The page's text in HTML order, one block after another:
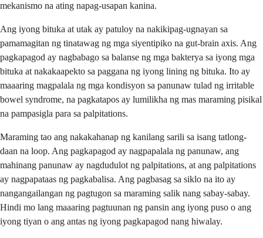
mekanismo na ating napag-usapan kanina.
Ang iyong bituka at utak ay patuloy na nakikipag-ugnayan sa
pamamagitan ng tinatawag ng mga siyentipiko na gut-brain axis. Ang
pagkapagod ay nagbabago sa balanse ng mga bakterya sa iyong mga
bituka at nakakaapekto sa paggana ng iyong lining ng bituka. Ito ay
maaaring magpalala ng mga kondisyon sa panunaw tulad ng irritable
bowel syndrome, na pagkatapos ay lumilikha ng mas maraming pisikal
na pampasigla para sa palpitations.
Maraming tao ang nakakahanap ng kanilang sarili sa isang tatlong-
daan na loop. Ang pagkapagod ay nagpapalala ng panunaw, ang
mahinang panunaw ay nagdudulot ng palpitations, at ang palpitations
ay nagpapataas ng pagkabalisa. Ang pagbasag sa siklo na ito ay
nangangailangan ng pagtugon sa maraming salik nang sabay-sabay.
Hindi mo lang maaaring pagtuunan ng pansin ang iyong puso o ang
iyong tiyan o ang antas ng iyong pagkapagod nang hiwalay.